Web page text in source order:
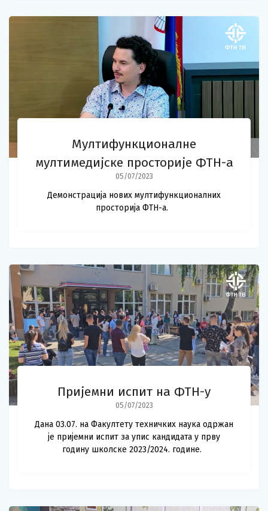
Мултифункционалне
мултимедијске просторије ФТН-а
05/07/2023
Демонстрација нових мултифункционалних
просторија ФТН-а.
Пријемни испит на ФТН-у
05/07/2023
Дана 03.07. на Факултету техничких наука одржан
је пријемни испит за упис кандидата у прву
годину школске 2023/2024. године.